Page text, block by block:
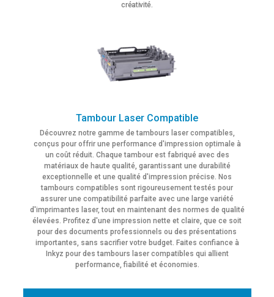
créativité.
Tambour Laser Compatible
Découvrez notre gamme de tambours laser compatibles,
conçus pour offrir une performance d'impression optimale à
un coût réduit. Chaque tambour est fabriqué avec des
matériaux de haute qualité, garantissant une durabilité
exceptionnelle et une qualité d'impression précise. Nos
tambours compatibles sont rigoureusement testés pour
assurer une compatibilité parfaite avec une large variété
d'imprimantes laser, tout en maintenant des normes de qualité
élevées. Profitez d'une impression nette et claire, que ce soit
pour des documents professionnels ou des présentations
importantes, sans sacrifier votre budget. Faites confiance à
Inkyz pour des tambours laser compatibles qui allient
performance, fiabilité et économies.